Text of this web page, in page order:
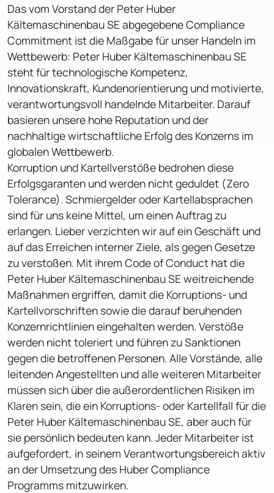
Das vom Vorstand der Peter Huber
Kältemaschinenbau SE abgegebene Compliance
Commitment ist die Maßgabe für unser Handeln im
Wettbewerb: Peter Huber Kälte­maschinenbau SE
steht für technologische Kompetenz,
Innovationskraft, Kundenorientierung und motivierte,
verantwortungsvoll handelnde Mitarbeiter. Darauf
basieren unsere hohe Reputation und der
nachhaltige wirtschaft­liche Erfolg des Konzerns im
globalen Wettbewerb.
Korruption und Kartellverstöße bedrohen diese
Erfolgsgaranten und werden nicht geduldet (Zero
Tolerance). Schmiergelder oder Kartellabsprachen
sind für uns keine Mittel, um einen Auftrag zu
erlangen. Lieber verzichten wir auf ein Geschäft und
auf das Erreichen interner Ziele, als gegen Gesetze
zu verstoßen. Mit ihrem Code of Conduct hat die
Peter Huber Kältemaschinenbau SE weitreichende
Maßnahmen ergriffen, damit die Korruptions- und
Kartellvorschriften sowie die darauf beruhenden
Konzernricht­linien eingehalten werden. Verstöße
werden nicht toleriert und führen zu Sanktionen
gegen die betroffenen Personen. Alle Vorstände, alle
leitenden Angestellten und alle weiteren Mitarbeiter
müssen sich über die außerordentlichen Risiken im
Klaren sein, die ein Korruptions- oder Kartellfall für die
Peter Huber Kältemaschinenbau SE, aber auch für
sie persönlich bedeuten kann. Jeder Mitarbeiter ist
aufgefordert, in seinem Verantwortungsbereich aktiv
an der Umsetzung des Huber Compliance
Programms mit­zuwirken.